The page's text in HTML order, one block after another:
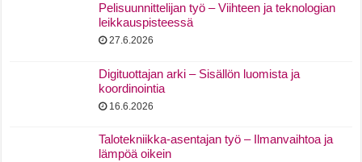
Pelisuunnittelijan työ – Viihteen ja teknologian
leikkauspisteessä
27.6.2026
Digituottajan arki – Sisällön luomista ja
koordinointia
16.6.2026
Talotekniikka-asentajan työ – Ilmanvaihtoa ja
lämpöä oikein